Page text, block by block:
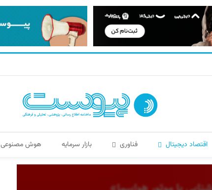
اقتصاد دیجیتال فناوری بازار سرمایه هوش مصنوعی